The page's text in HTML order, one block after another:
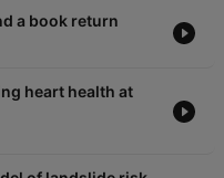
a book return
heart health at